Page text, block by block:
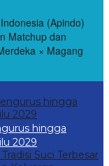
(Apindo)
Matchup dan
× Magang
hingga
2029